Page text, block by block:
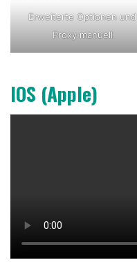
Erweiterte Optionen und
Proxy manuell
IOS (Apple)